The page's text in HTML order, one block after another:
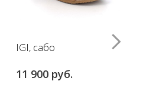
IGI, сабо
11 900 руб.